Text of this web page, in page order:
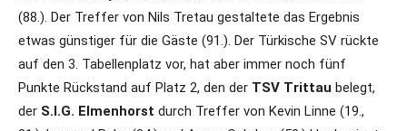
(88.). Der Treffer von Nils Tretau gestaltete das Ergebnis
etwas günstiger für die Gäste (91.). Der Türkische SV rückte
auf den 3. Tabellenplatz vor, hat aber immer noch fünf
Punkte Rückstand auf Platz 2, den der TSV Trittau belegt,
der S.I.G. Elmenhorst durch Treffer von Kevin Linne (19.,